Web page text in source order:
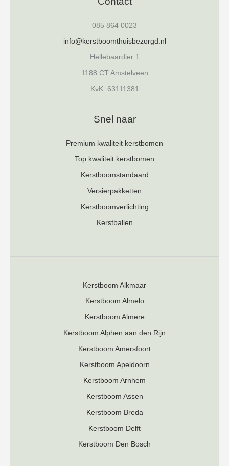
085 864 0023
info@kerstboomthuisbezorgd.nl
Hellebaardier 1
1188 CT Amstelveen
KvK: 63111381
Snel naar
Premium kwaliteit kerstbomen
Top kwaliteit kerstbomen
Kerstboomstandaard
Versierpakketten
Kerstboomverlichting
Kerstballen
Kerstboom Alkmaar
Kerstboom Almelo
Kerstboom Almere
Kerstboom Alphen aan den Rijn
Kerstboom Amersfoort
Kerstboom Apeldoorn
Kerstboom Arnhem
Kerstboom Assen
Kerstboom Breda
Kerstboom Delft
Kerstboom Den Bosch